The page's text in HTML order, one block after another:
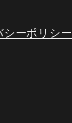
ーポリシー